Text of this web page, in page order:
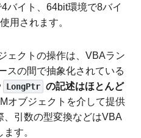
バイト、64bit環境で8バイ
用されます。
ェクトの操作は、VBAラン
スの間で抽象化されている
LongPtr の記述はほとんど
オブジェクトを介して提供
、引数の型変換などはVBA
す。